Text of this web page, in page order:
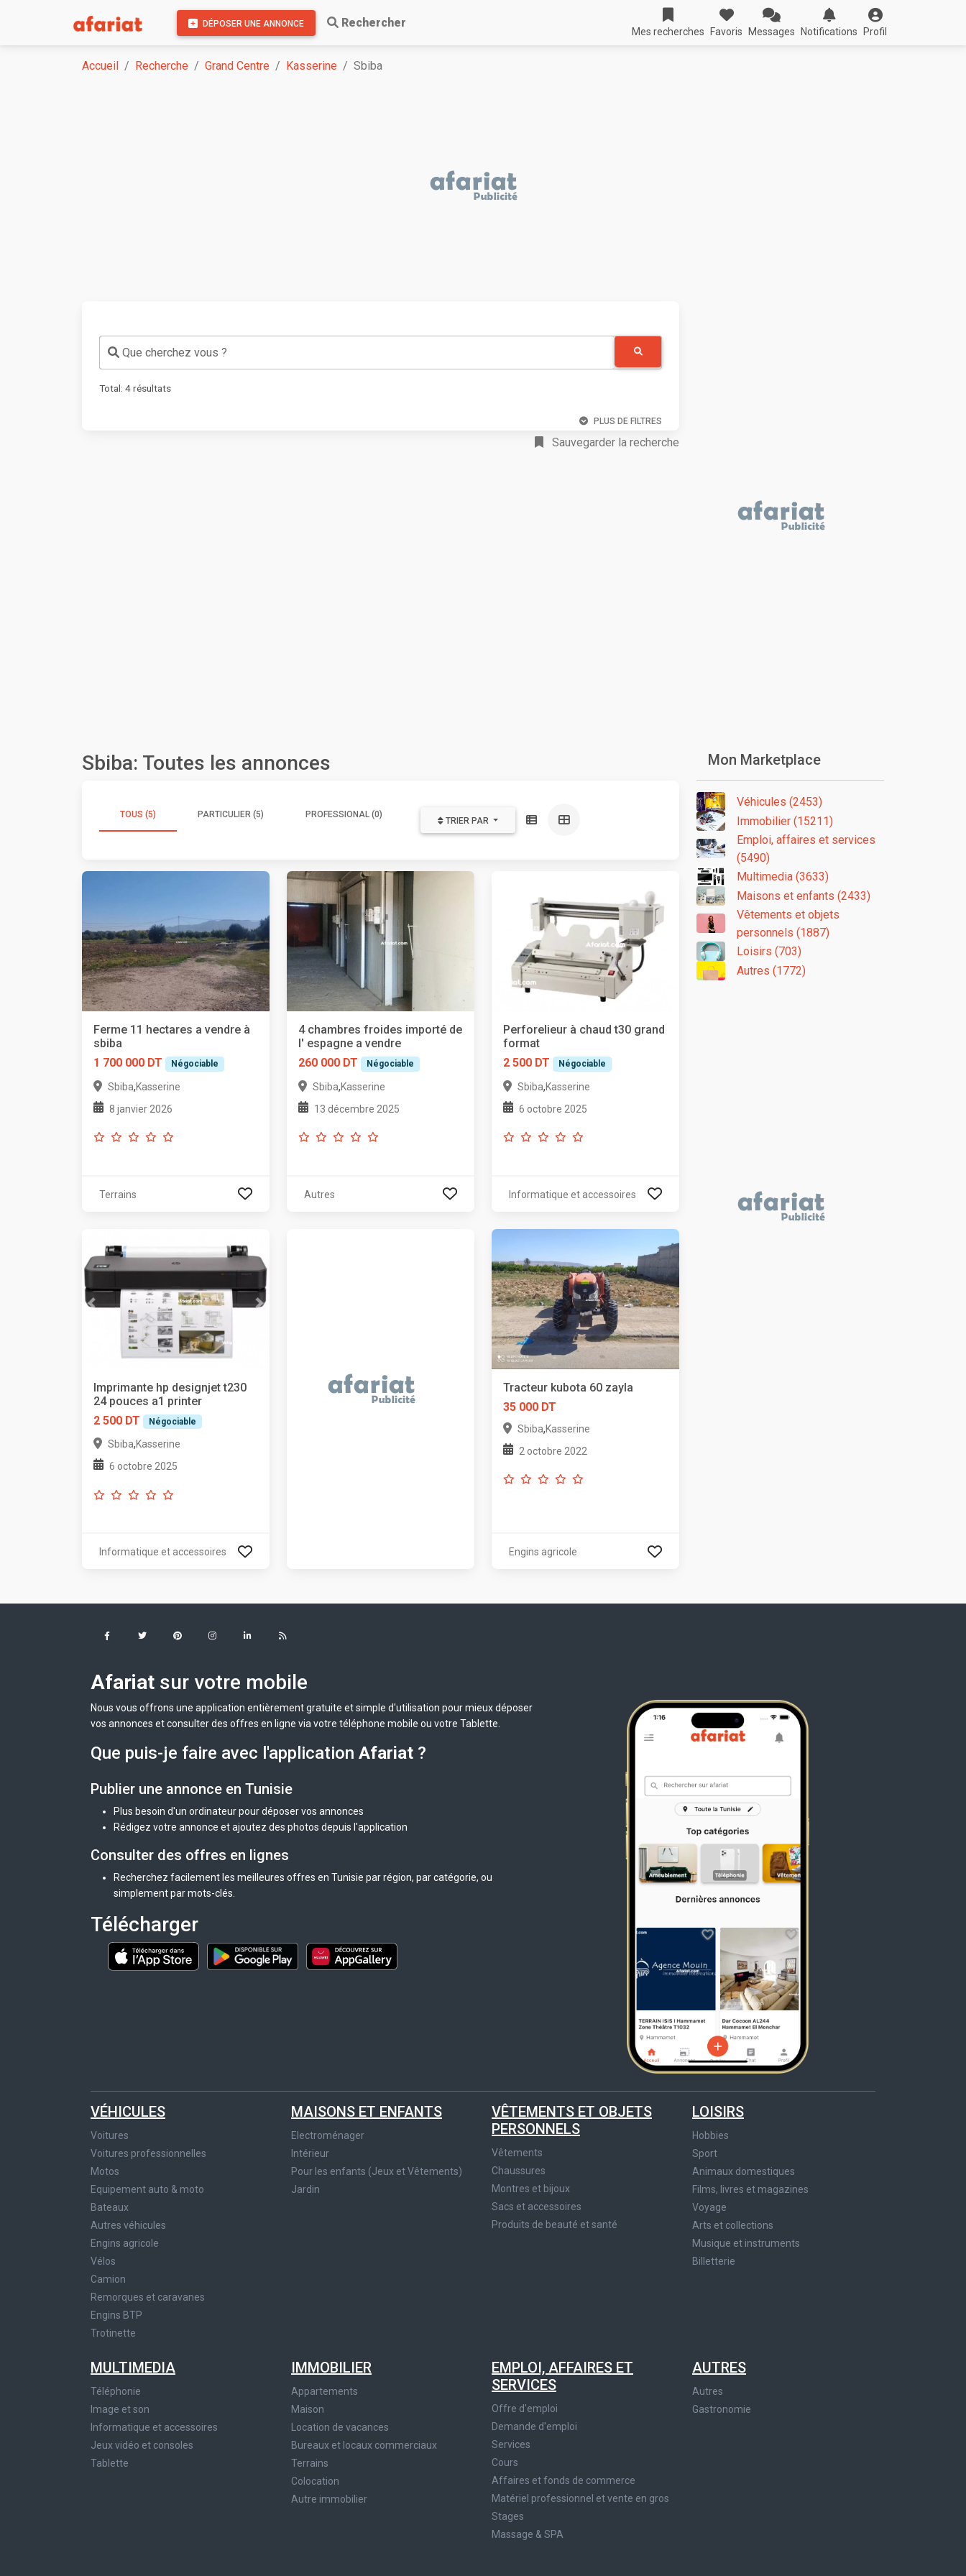
DÉPOSER UNE ANNONCE Rechercher
Mes recherches Favoris Messages Notifications Profil
Accueil Recherche Grand Centre Kasserine Sbiba
Que cherchez vous ?
Total: 4résultats
PLUS DE FILTRES
Sauvegarder la recherche
Sbiba: Toutes les annonces
TOUS (5) PARTICULIER (5) PROFESSIONAL (0)
TRIER PAR
Ferme 11 hectares a vendre à
sbiba
1 700 000 DT
Négociable
Sbiba,Kasserine
8 janvier 2026
Terrains
4 chambres froides importé de
l' espagne a vendre
260 000 DT
Négociable
Sbiba,Kasserine
13 décembre 2025
Autres
Perforelieur à chaud t30 grand
format
2 500 DT
Négociable
Sbiba,Kasserine
6 octobre 2025
Informatique et accessoires
Imprimante hp designjet t230
24 pouces a1 printer
2 500 DT
Négociable
Sbiba,Kasserine
6 octobre 2025
Informatique et accessoires
Tracteur kubota 60 zayla
35 000 DT
Sbiba,Kasserine
2 octobre 2022
Engins agricole
Mon Marketplace
Véhicules (2453)
Immobilier (15211)
Emploi, affaires et services
(5490)
Multimedia (3633)
Maisons et enfants (2433)
Vêtements et objets
personnels (1887)
Loisirs (703)
Autres (1772)
Afariat sur votre mobile
Nous vous offrons une application entièrement gratuite et simple d'utilisation pour mieux déposer
vos annonces et consulter des offres en ligne via votre téléphone mobile ou votre Tablette.
Que puis-je faire avec l'application Afariat ?
Publier une annonce en Tunisie
Plus besoin d'un ordinateur pour déposer vos annonces
Rédigez votre annonce et ajoutez des photos depuis l'application
Consulter des offres en lignes
Recherchez facilement les meilleures offres en Tunisie par région, par catégorie, ou
simplement par mots-clés.
Télécharger
VÉHICULES
Voitures
Voitures professionnelles
Motos
Equipement auto & moto
Bateaux
Autres véhicules
Engins agricole
Vélos
Camion
Remorques et caravanes
Engins BTP
Trotinette
MAISONS ET ENFANTS
Electroménager
Intérieur
Pour les enfants (Jeux et Vêtements)
Jardin
VÊTEMENTS ET OBJETS
PERSONNELS
Vêtements
Chaussures
Montres et bijoux
Sacs et accessoires
Produits de beauté et santé
LOISIRS
Hobbies
Sport
Animaux domestiques
Films, livres et magazines
Voyage
Arts et collections
Musique et instruments
Billetterie
MULTIMEDIA
Téléphonie
Image et son
Informatique et accessoires
Jeux vidéo et consoles
Tablette
IMMOBILIER
Appartements
Maison
Location de vacances
Bureaux et locaux commerciaux
Terrains
Colocation
Autre immobilier
EMPLOI, AFFAIRES ET
SERVICES
Offre d'emploi
Demande d'emploi
Services
Cours
Affaires et fonds de commerce
Matériel professionnel et vente en gros
Stages
Massage & SPA
AUTRES
Autres
Gastronomie